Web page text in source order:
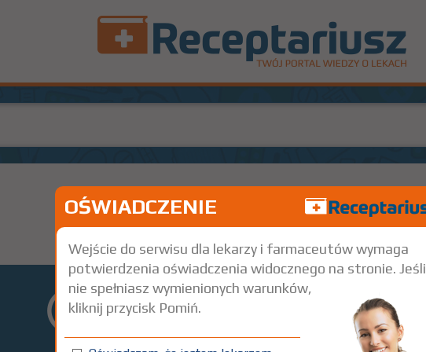
1 tuba 51 g
OŚWIADCZENIE
Wejście do serwisu dla lekarzy i farmaceutów wymaga
potwierdzenia oświadczenia widocznego na stronie. Jeśli
nie spełniasz wymienionych warunków,
kliknij przycisk Pomiń.